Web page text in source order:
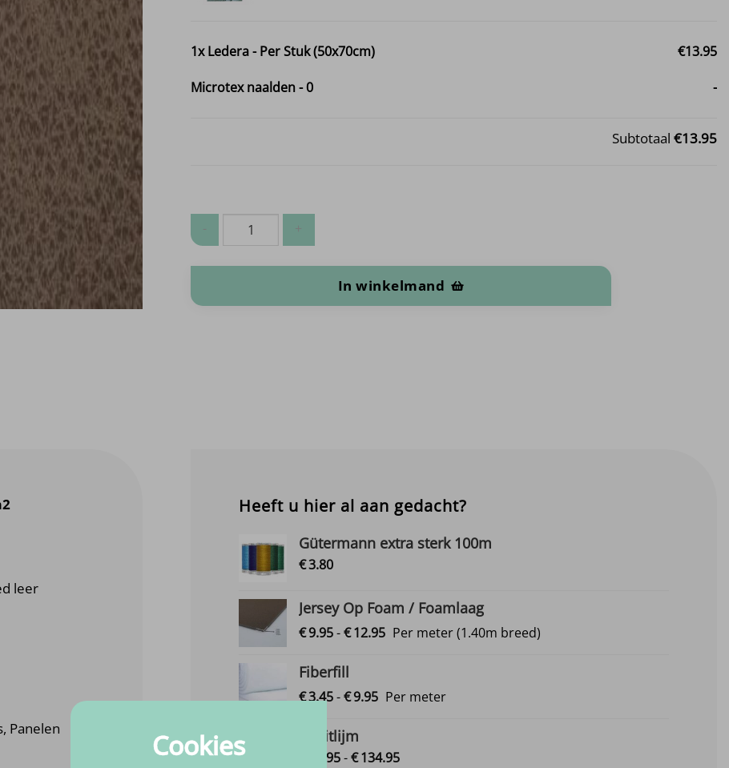
1xLedera - Per Stuk (50x70cm) €13.95
Microtex naalden-0 -
Subtotaal €13.95
Ledera - Per Stuk (50x70cm) aantal
In winkelmand
leer
Panelen
Heeft u hier al aan gedacht?
Gütermann extra sterk 100m
€3.80
Jersey Op Foam / Foamlaag
€9.95-€12.95Prijsklasse:
Per meter(1.40m breed)
Fiberfill
€3.45-€9.95Prijsklasse:
Per meter
Spuitlijm
95-€134.95Prijsklasse:
Cookies